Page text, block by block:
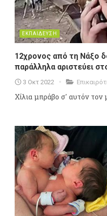
ΕΚΠΑΙΔΕΥΣΗ
12χρονος από τη Νάξο
παράλληλα αριστεύει
3 Οκτ 2022
Χίλια μπράβο σ' αυτόν